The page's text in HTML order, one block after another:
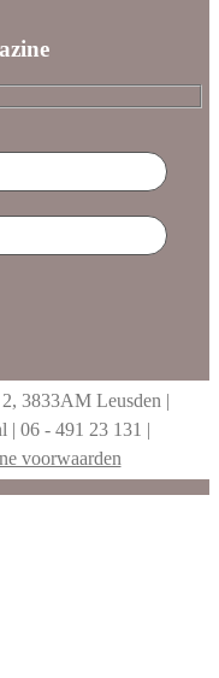
3833AM Leusden |
| 06 - 491 23 131 |
voorwaarden